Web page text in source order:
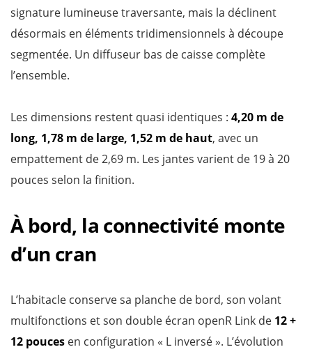
signature lumineuse traversante, mais la déclinent
désormais en éléments tridimensionnels à découpe
segmentée. Un diffuseur bas de caisse complète
l’ensemble.
Les dimensions restent quasi identiques : 4,20 m de
long, 1,78 m de large, 1,52 m de haut, avec un
empattement de 2,69 m. Les jantes varient de 19 à 20
pouces selon la finition.
À bord, la connectivité monte
d’un cran
L’habitacle conserve sa planche de bord, son volant
multifonctions et son double écran openR Link de 12 +
12 pouces en configuration « L inversé ». L’évolution